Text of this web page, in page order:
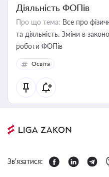
Діяльність ФОПів
Про що тема: Все про
та діяльність. Зміни в
роботи ФОПів
Освіта
Зв'язатися: